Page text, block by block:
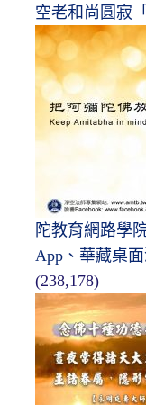
空老和尚圓寂
陀教育網路學
App、華藏桌面
(238,178)